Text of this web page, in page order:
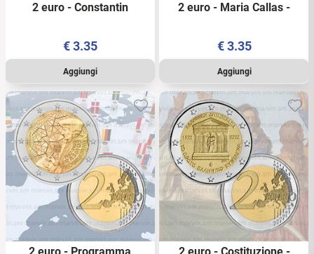
2 euro - Constantin
€3.35
2 euro - Maria Callas -
€3.35